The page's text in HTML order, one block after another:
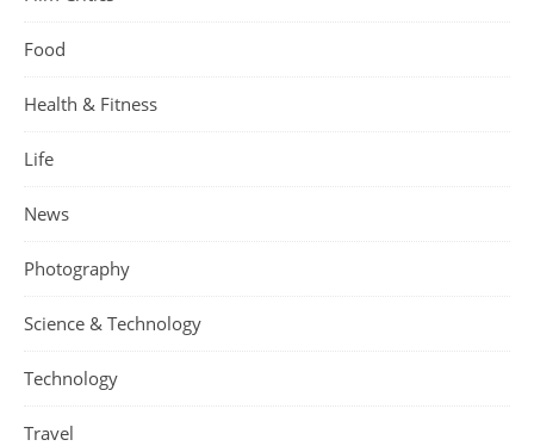
Food
Health & Fitness
Life
News
Photography
Science & Technology
Technology
Travel